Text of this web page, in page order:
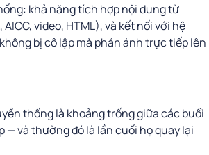
khả năng tích hợp nội dung từ
video, HTML), và kết nối với hệ
bị cô lập mà phản ánh trực tiếp lên
thống là khoảng trống giữa các buổi
— và thường đó là lần cuối họ quay lại